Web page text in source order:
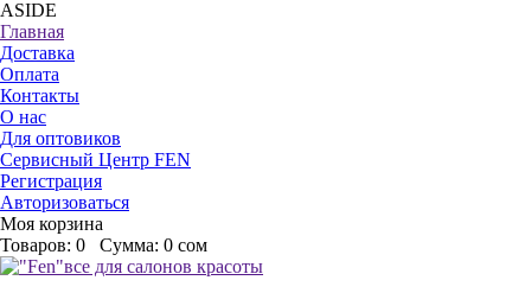
ASIDE
Главная
Доставка
Оплата
Контакты
О нас
Для оптовиков
Сервисный Центр FEN
Регистрация
Авторизоваться
Моя корзина
Товаров: 0 Сумма: 0 сом